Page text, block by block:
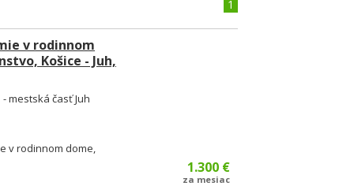
1
v rodinnom
Košice - Juh,
mestská časť Juh
v rodinnom dome,
1.300 €
za mesiac